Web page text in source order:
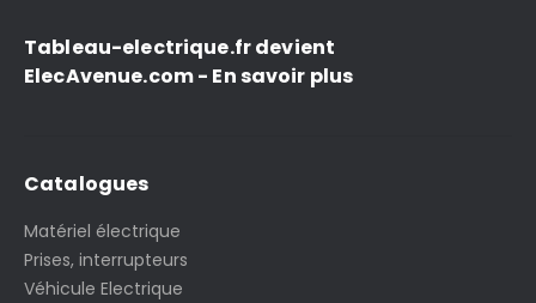
Tableau-electrique.fr devient
ElecAvenue.com - En savoir plus
Catalogues
Matériel électrique
Prises, interrupteurs
Véhicule Electrique